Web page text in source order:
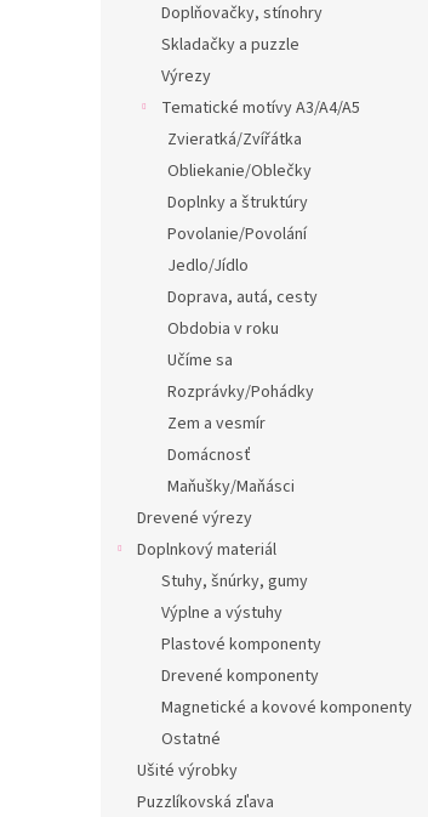
Doplňovačky, stínohry
Skladačky a puzzle
Výrezy
Tematické motívy A3/A4/A5
Zvieratká/Zvířátka
Obliekanie/Oblečky
Doplnky a štruktúry
Povolanie/Povolání
Jedlo/Jídlo
Doprava, autá, cesty
Obdobia v roku
Učíme sa
Rozprávky/Pohádky
Zem a vesmír
Domácnosť
Maňušky/Maňásci
Drevené výrezy
Doplnkový materiál
Stuhy, šnúrky, gumy
Výplne a výstuhy
Plastové komponenty
Drevené komponenty
Magnetické a kovové komponenty
Ostatné
Ušité výrobky
Puzzlíkovská zľava